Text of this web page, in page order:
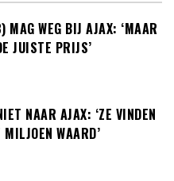
WEG BIJ AJAX: ‘MAAR
JUISTE PRIJS’
NAAR AJAX: ‘ZE VINDEN
WAARD’